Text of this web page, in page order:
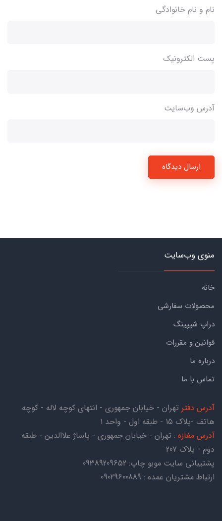
نام و نام خانوادگی
پست الکترونیک
آدرس وب‌سایت
ارسال دیدگاه
منوی وب‌سایت
خانه
محصولات سفارشی
دراپ شیپینگ
قوانین و مقررات
درباره ما
تماس با ما
آدرس دفتر تهران - خیابان جمهوری - انتهای کوچه لاله - کوچه
هاتف -پلاک ۱۵ - طبقه اول - واحد ۱
آدرس مغازه : تهران - خیابان جمهوری - پاساژ علاالدین - طبقه
دوم - پلاک 207
پشتیبانی سایت موبو چاپ: 09389209652
ارتباط مشتریان عمده : 09029600889